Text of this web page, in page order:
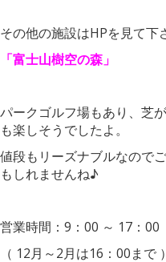
その他の施設はHPを見て下
「富士山樹空の森」
パークゴルフ場もあり、芝
も楽しそうでしたよ。
値段もリーズナブルなので
もしれませんね♪
営業時間：9：00 ～ 17：00
（ 12月～2月は16：00まで ）